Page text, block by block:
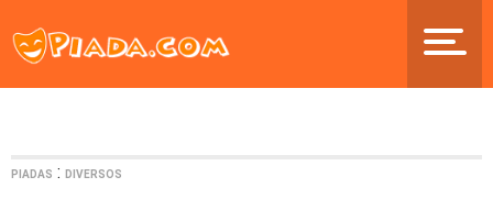
PIADAS : DIVERSOS